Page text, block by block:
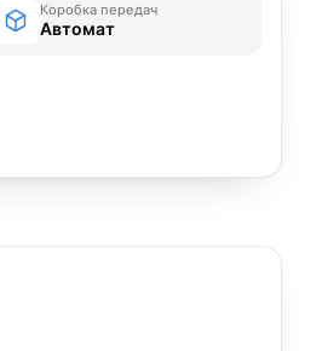
Коробка передач
Автомат